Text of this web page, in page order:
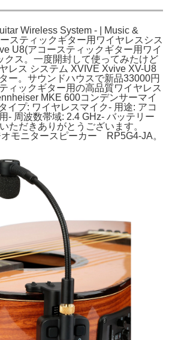
Wireless System - | Music &
スティックギター用ワイヤレスシス
U8(アコースティックギター用ワイ
クス。一度開封して使ってみたけど
レス システム XVIVE Xvive XV-U8
ー。サウンドハウスで新品33000円
ィックギター用の高品質ワイヤレス
MKE 600コンデンサーマイ
イプ: ワイヤレスマイク- 用途: アコ
- 周波数帯域: 2.4 GHz- バッテリー
ただきありがとうございます。
モニタースピーカー RP5G4-JA。